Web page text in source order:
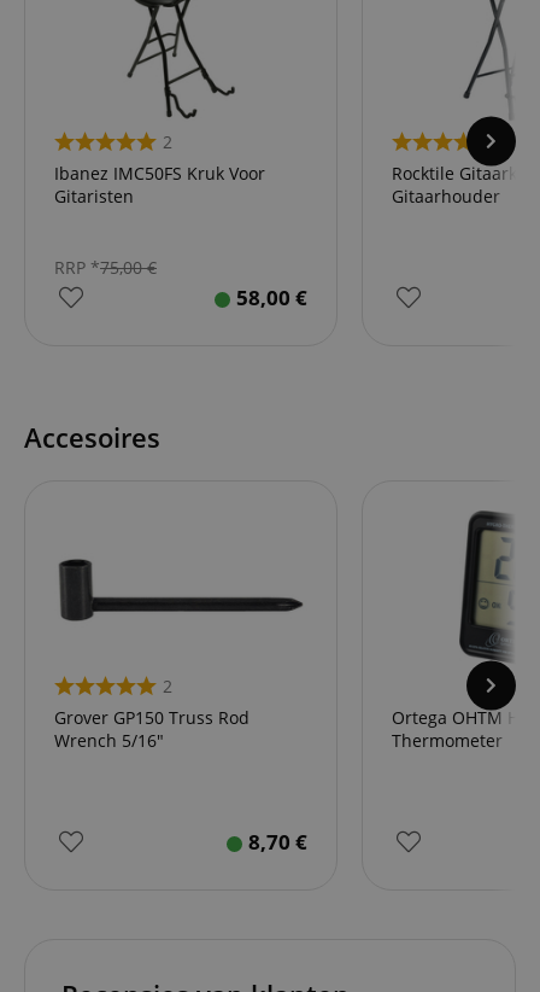
2
Ibanez IMC50FS Kruk Voor
Gitaristen
RRP *75,00€
58,00 €
Rocktile
Gitaarhouder
Accesoires
2
Grover GP150 Truss Rod
Wrench 5/16"
8,70 €
Ortega OHTM
Thermometer